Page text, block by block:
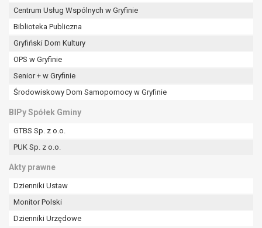
Centrum Usług Wspólnych w Gryfinie
Biblioteka Publiczna
Gryfiński Dom Kultury
OPS w Gryfinie
Senior + w Gryfinie
Środowiskowy Dom Samopomocy w Gryfinie
BIPy Spółek Gminy
GTBS Sp. z o.o.
PUK Sp. z o.o.
Akty prawne
Dzienniki Ustaw
Monitor Polski
Dzienniki Urzędowe